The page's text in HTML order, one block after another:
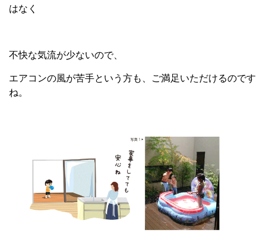
はなく
不快な気流が少ないので、
エアコンの風が苦手という方も、ご満足いただけるのです
ね。